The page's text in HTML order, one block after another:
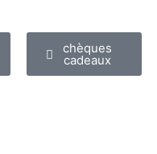
chèques
cadeaux